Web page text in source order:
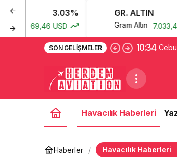
69,46 USD
GR. ALTIN 2.56%
Gram Altın 7.033,43 TRY
SON GELIŞMELER 10:34
Havacılık Haberleri
Haberler Havacılık Haberleri